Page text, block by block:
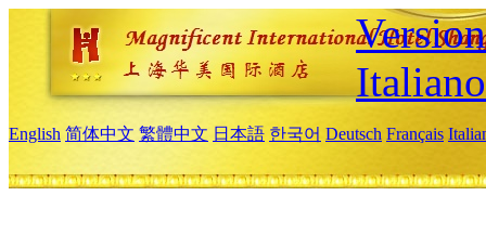
Italiano
English 简体中文 繁體中文 日本語 한국어 Deutsch Français